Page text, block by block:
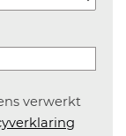
verwerkt